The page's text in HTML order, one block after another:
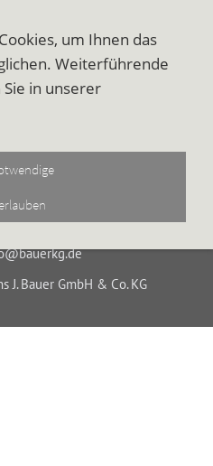
ED
Bauer GmbH & Co. KG
um Ihnen das
Weiterführende
in unserer